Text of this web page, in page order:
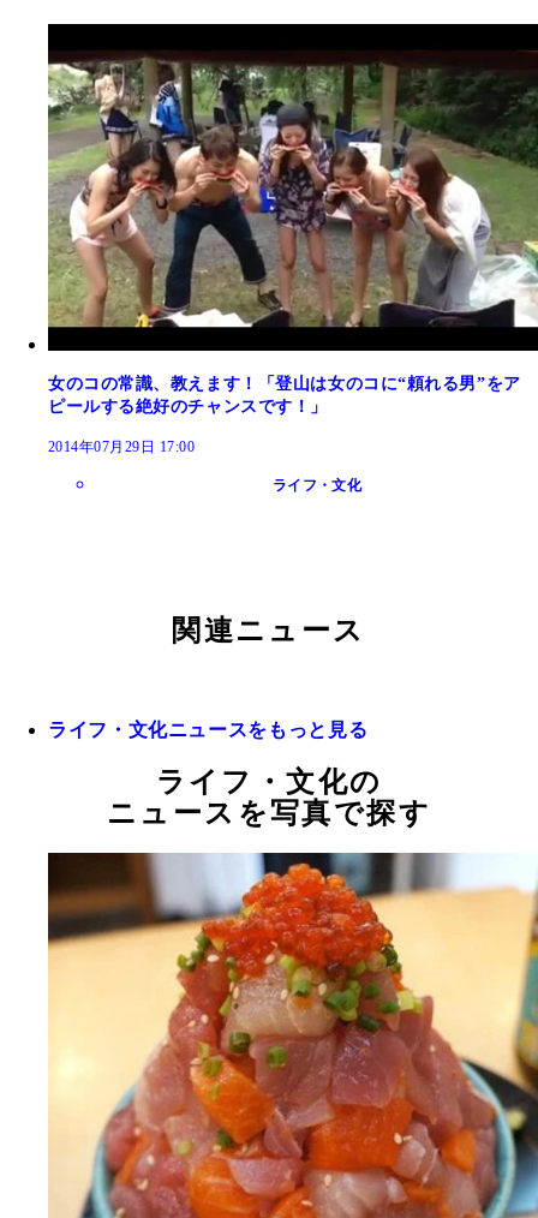
女のコの常識、教えます！「登山は女のコに“頼れる男”をア
ピールする絶好のチャンスです！」
2014年07月29日 17:00
ライフ・文化
関連ニュース
ライフ・文化ニュースをもっと見る
ライフ・文化の
ニュースを写真で探す